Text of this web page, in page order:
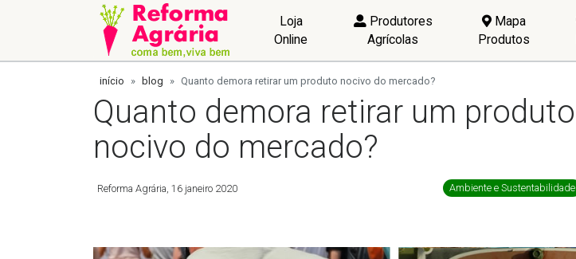
Loja
Online
Produtores
Agrícolas
Mapa
Produtos
início blog Quanto demora retirar um produto nocivo do mercado?
Quanto demora retirar um produto
nocivo do mercado?
Reforma Agrária 16 janeiro 2020 Ambiente e Sustentabilidade